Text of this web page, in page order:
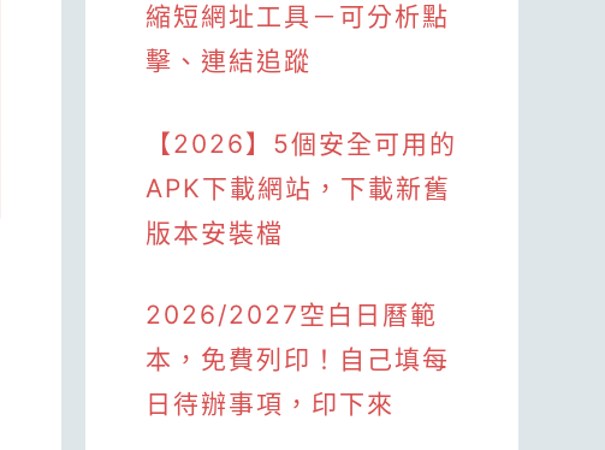
縮短網址工具－可分析點
擊、連結追蹤
【2026】5個安全可用的
APK下載網站，下載新舊
版本安裝檔
2026/2027空白日曆範
本，免費列印！自己填每
日待辦事項，印下來